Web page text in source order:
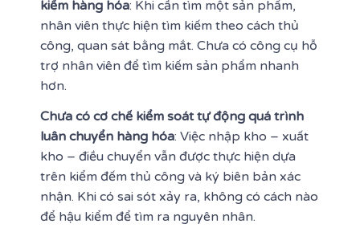
kiếm hàng hóa: Khi cần tìm một sản phẩm,
nhân viên thực hiện tìm kiếm theo cách thủ
công, quan sát bằng mắt. Chưa có công cụ hỗ
trợ nhân viên để tìm kiếm sản phẩm nhanh
hơn.
Chưa có cơ chế kiểm soát tự động quá trình
luân chuyển hàng hóa: Việc nhập kho – xuất
kho – điều chuyển vẫn được thực hiện dựa
trên kiểm đếm thủ công và ký biên bản xác
nhận. Khi có sai sót xảy ra, không có cách nào
để hậu kiểm để tìm ra nguyên nhân.